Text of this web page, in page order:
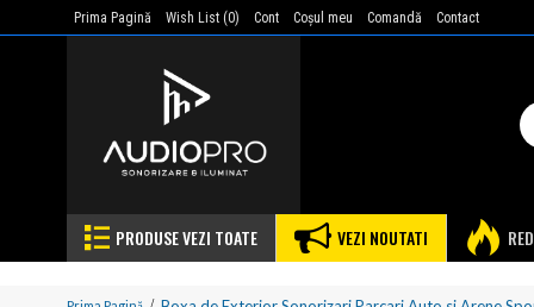
Prima Pagină Wish List (0) Cont Coşul meu Comandă Contact
PRODUSE VEZI TOATE VEZI NOUTATI